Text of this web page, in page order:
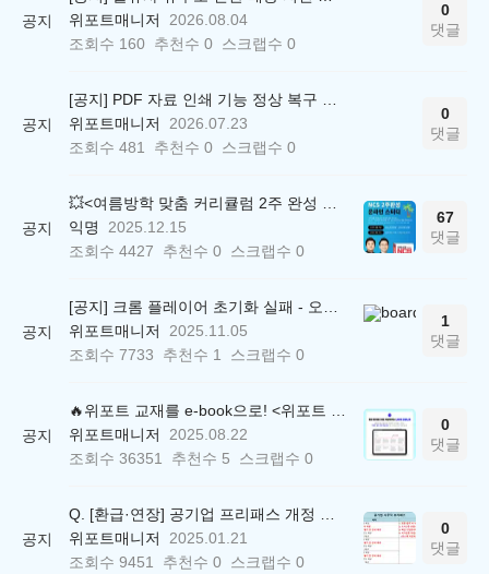
공지
위포트매니저
2026.08.04
조회수 160 추천수 0 스크랩수 0
0
댓글
공지
위포트매니저
2026.07.23
조회수 481 추천수 0 스크랩수 0
0
댓글
공지
익명
2025.12.15
조회수 4427 추천수 0 스크랩수 0
67
댓글
공지
위포트매니저
2025.11.05
조회수 7733 추천수 1 스크랩수 0
1
댓글
공지
위포트매니저
2025.08.22
조회수 36351 추천수 5 스크랩수 0
0
댓글
공지
위포트매니저
2025.01.21
조회수 9451 추천수 0 스크랩수 0
0
댓글